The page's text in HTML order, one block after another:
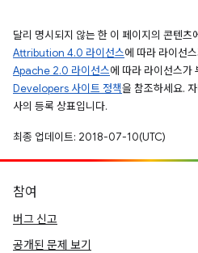
달리 명시되지 않는 한 이 페이지의 콘텐츠
Attribution 4.0 라이선스에 따라 라이선
Apache 2.0 라이선스에 따라 라이선스가
Developers 사이트 정책을 참조하세요.
사의 등록 상표입니다.
최종 업데이트: 2018-07-10(UTC)
참여
버그 신고
공개된 문제 보기